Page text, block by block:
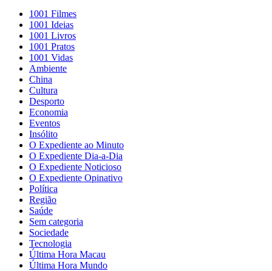
1001 Filmes
1001 Ideias
1001 Livros
1001 Pratos
1001 Vidas
Ambiente
China
Cultura
Desporto
Economia
Eventos
Insólito
O Expediente ao Minuto
O Expediente Dia-a-Dia
O Expediente Noticioso
O Expediente Opinativo
Política
Região
Saúde
Sem categoria
Sociedade
Tecnologia
Última Hora Macau
Última Hora Mundo